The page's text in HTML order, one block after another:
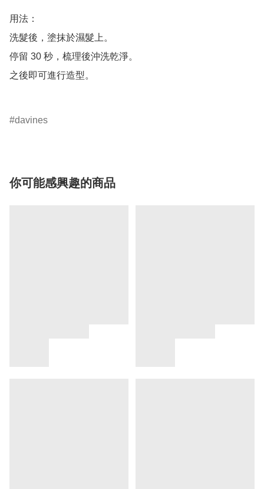
用法：
洗髮後，塗抹於濕髮上。
停留 30 秒，梳理後沖洗乾淨。
之後即可進行造型。
davines
你可能感興趣的商品